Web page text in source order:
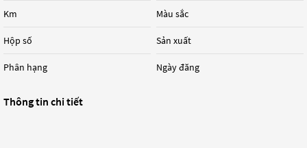
Km
Hộp số
Phân hạng
Màu sắc
Sản xuất
Ngày đăng
Thông tin chi tiết